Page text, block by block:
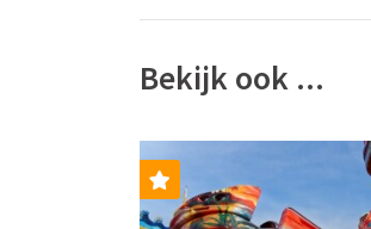
Bekijk ook ...